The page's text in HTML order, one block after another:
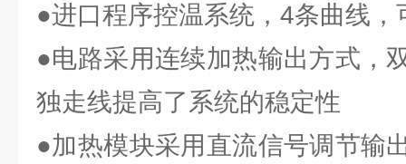
●进口程序控温系统，4条曲线
●电路采用连续加热输出方式，
独走线提高了系统的稳定性
●加热模块采用直流信号调节输